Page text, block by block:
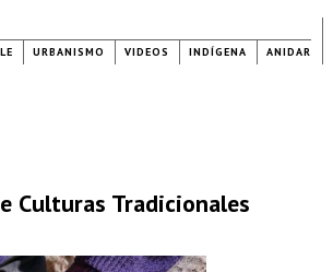
URBANISMO VIDEOS INDÍGENA ANIDAR
Culturas Tradicionales